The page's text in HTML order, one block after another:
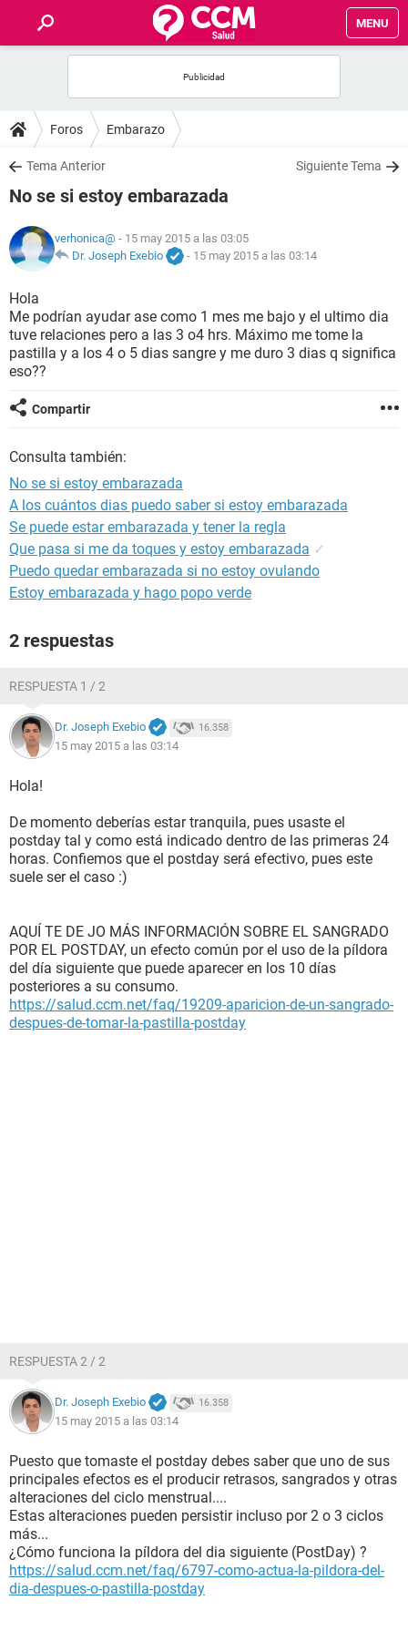
MENU
FOROS
SALUD
NUTRICIÓN
BIENESTAR
SEXUALIDAD
GLOSARIO
Foros Embarazo
Tema Anterior Siguiente Tema
No se si estoy embarazada
verhonica@ - 15 may 2015 a las 03:05
Dr. Joseph Exebio
- 15 may 2015 a las 03:14
Hola
Me podrían ayudar ase como 1 mes me bajo y el ultimo dia
tuve relaciones pero a las 3 o4 hrs. Máximo me tome la
pastilla y a los 4 o 5 dias sangre y me duro 3 dias q significa
eso??
Compartir
Consulta también:
No se si estoy embarazada
A los cuántos dias puedo saber si estoy embarazada
Se puede estar embarazada y tener la regla
Que pasa si me da toques y estoy embarazada ✓
Puedo quedar embarazada si no estoy ovulando
Estoy embarazada y hago popo verde
2 respuestas
RESPUESTA 1 / 2
Dr. Joseph Exebio 16.358
15 may 2015 a las 03:14
Hola!
De momento deberías estar tranquila, pues usaste el
postday tal y como está indicado dentro de las primeras 24
horas. Confiemos que el postday será efectivo, pues este
suele ser el caso :)
AQUÍ TE DE JO MÁS INFORMACIÓN SOBRE EL SANGRADO
POR EL POSTDAY, un efecto común por el uso de la píldora
del día siguiente que puede aparecer en los 10 días
posteriores a su consumo.
https://salud.ccm.net/faq/19209-aparicion-de-un-sangrado-
despues-de-tomar-la-pastilla-postday
RESPUESTA 2 / 2
Dr. Joseph Exebio 16.358
15 may 2015 a las 03:14
Puesto que tomaste el postday debes saber que uno de sus
principales efectos es el producir retrasos, sangrados y otras
alteraciones del ciclo menstrual....
Estas alteraciones pueden persistir incluso por 2 o 3 ciclos
más...
¿Cómo funciona la píldora del dia siguiente (PostDay) ?
https://salud.ccm.net/faq/6797-como-actua-la-pildora-del-
dia-despues-o-pastilla-postday